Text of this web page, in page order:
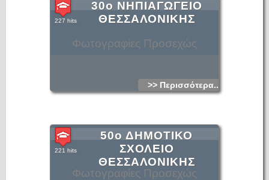
Φωτογραφίες Προσεχώς
30ο ΝΗΠΙΑΓΩΓΕΙΟ
ΘΕΣΣΑΛΟΝΙΚΗΣ
227 hits
>> Περισσότερα...
Φωτογραφίες Προσεχώς
50ο ΔΗΜΟΤΙΚΟ
ΣΧΟΛΕΙΟ
ΘΕΣΣΑΛΟΝΙΚΗΣ
221 hits